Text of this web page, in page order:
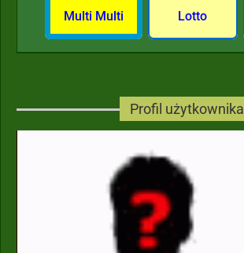
Multi Multi Lotto
Profil użytkownika